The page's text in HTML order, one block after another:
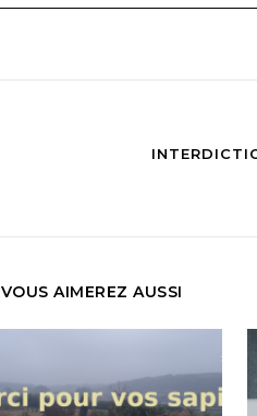
VOUS AIMEREZ AUSSI